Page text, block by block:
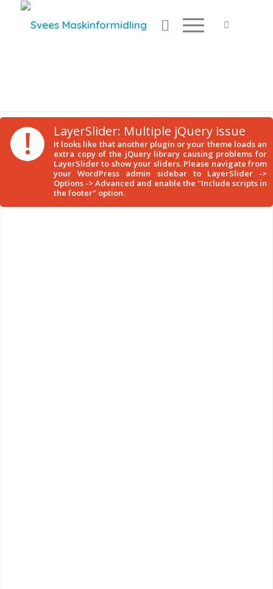
! LayerSlider: Multiple jQuery issue
It looks like that another plugin or your theme loads an
extra copy of the jQuery library causing problems for
LayerSlider to show your sliders. Please navigate from
your WordPress admin sidebar to LayerSlider ->
Options -> Advanced and enable the "Include scripts in
the footer" option.